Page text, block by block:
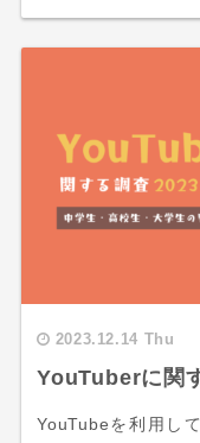
2023.12.14 Thu
YouTuberに関
YouTubeを利用し